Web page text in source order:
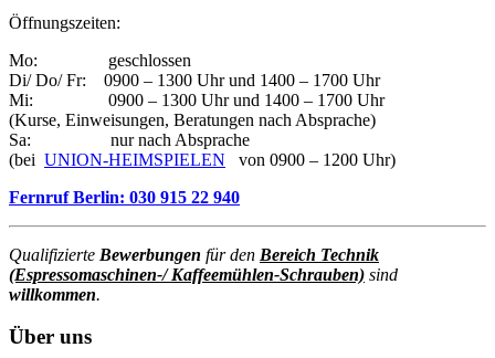
Öffnungszeiten:
Mo: geschlossen
Di/ Do/ Fr: 0900 – 1300 Uhr und 1400 – 1700 Uhr
Mi: 0900 – 1300 Uhr und 1400 – 1700 Uhr
(Kurse, Einweisungen, Beratungen nach Absprache)
Sa: nur nach Absprache
(bei UNION-HEIMSPIELEN von 0900 – 1200 Uhr)
Fernruf Berlin: 030 915 22 940
Qualifizierte Bewerbungen für den Bereich Technik
(Espressomaschinen-/ Kaffeemühlen-Schrauben) sind
willkommen.
Über uns